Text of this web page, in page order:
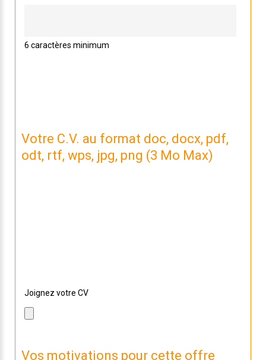
6 caractères minimum
Votre C.V. au format doc, docx, pdf,
odt, rtf, wps, jpg, png (3 Mo Max)
Joignez votre CV
Vos motivations pour cette offre